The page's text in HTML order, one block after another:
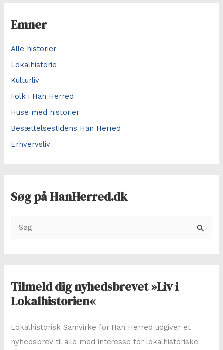
Emner
Alle historier
Lokalhistorie
Kulturliv
Folk i Han Herred
Huse med historier
Besættelsestidens Han Herred
Erhvervsliv
Søg på HanHerred.dk
ø
f
t
r
:
Tilmeld dig nyhedsbrevet »Liv i
Lokalhistorien«
Lokalhistorisk Samvirke for Han Herred udgiver et
nyhedsbrev til alle med interesse for lokalhistoriske